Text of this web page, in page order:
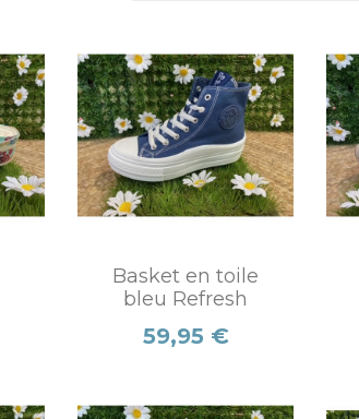
Basket en toile
bleu Refresh
Prix
59,95 €